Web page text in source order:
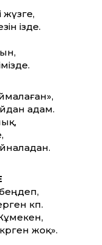
жүзге,
ізде.
адам.
көп.
Жұмекен,
жоқ».